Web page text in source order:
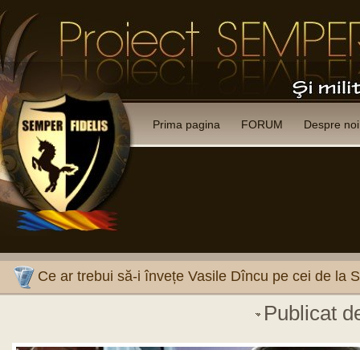
Prima pagina FORUM Despre noi
Ce ar trebui să-i învețe Vasile Dîncu pe cei de la
Publicat